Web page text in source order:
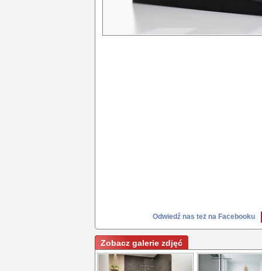
Odwiedź nas też na Facebooku
Zobacz galerie zdjęć